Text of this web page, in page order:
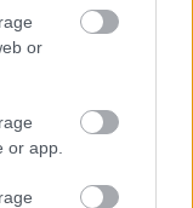
or
or app.
A